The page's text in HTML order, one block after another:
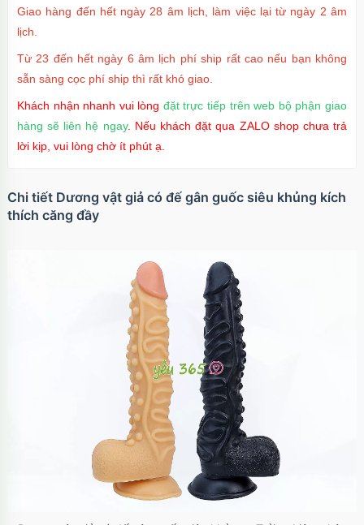
Giao hàng đến hết ngày 28 âm lịch, làm việc lại từ ngày 2 âm
lịch.
Từ 23 đến hết ngày 6 âm lịch phí ship rất cao nếu bạn không
sẵn sàng cọc phí ship thì rất khó giao.
Khách nhận nhanh vui lòng đặt trực tiếp trên web bộ phận giao
hàng sẽ liên hệ ngay. Nếu khách đặt qua ZALO shop chưa trả
lời kịp, vui lòng chờ ít phút ạ.
Chi tiết Dương vật giả có đế gân guốc siêu khủng kích
thích căng đầy